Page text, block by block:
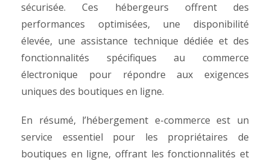
sécurisée. Ces hébergeurs offrent des
performances optimisées, une disponibilité
élevée, une assistance technique dédiée et des
fonctionnalités spécifiques au commerce
électronique pour répondre aux exigences
uniques des boutiques en ligne.
En résumé, l’hébergement e-commerce est un
service essentiel pour les propriétaires de
boutiques en ligne, offrant les fonctionnalités et